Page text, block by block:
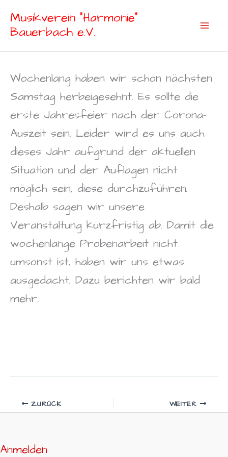
Inhalt
Musikverein "Harmonie"
Bauerbach e.V.
Wochenlang haben wir schon nächsten
Samstag herbeigesehnt. Es sollte die
erste Jahresfeier nach der Corona-
Auszeit sein. Leider wird es uns auch
dieses Jahr aufgrund der aktuellen
Situation und der Auflagen nicht
möglich sein, diese durchzuführen.
Deshalb sagen wir unsere
Veranstaltung kurzfristig ab. Damit die
wochenlange Probenarbeit nicht
umsonst ist, haben wir uns etwas
ausgedacht. Dazu berichten wir bald
mehr.
ZURÜCK WEITER
Anmelden